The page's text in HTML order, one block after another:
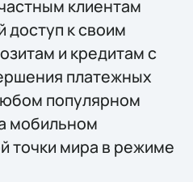
клиентам
доступ к своим
и кредитам с
платежных
популярном
мобильном
точки мира в режиме